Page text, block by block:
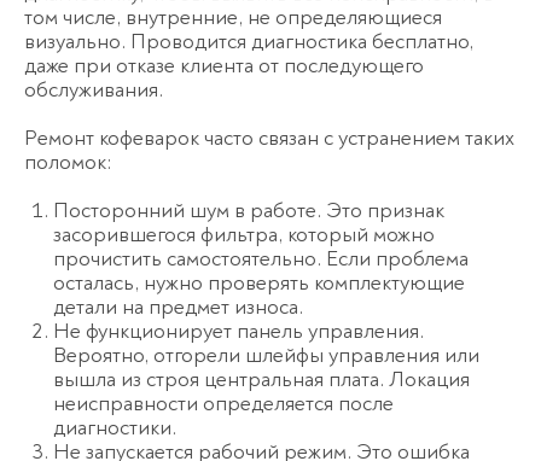
том числе, внутренние, не определяющиеся
визуально. Проводится диагностика бесплатно,
даже при отказе клиента от последующего
обслуживания.
Ремонт кофеварок часто связан с устранением таких
поломок:
Посторонний шум в работе. Это признак
засорившегося фильтра, который можно
прочистить самостоятельно. Если проблема
осталась, нужно проверять комплектующие
детали на предмет износа.
Не функционирует панель управления.
Вероятно, отгорели шлейфы управления или
вышла из строя центральная плата. Локация
неисправности определяется после
диагностики.
Не запускается рабочий режим. Это ошибка